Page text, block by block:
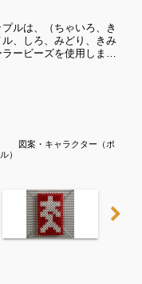
ルは、（ちゃいろ、き
、しろ、みどり、きみ
ービーズを使用しまし
] 図案・キャラクター（ポ
）